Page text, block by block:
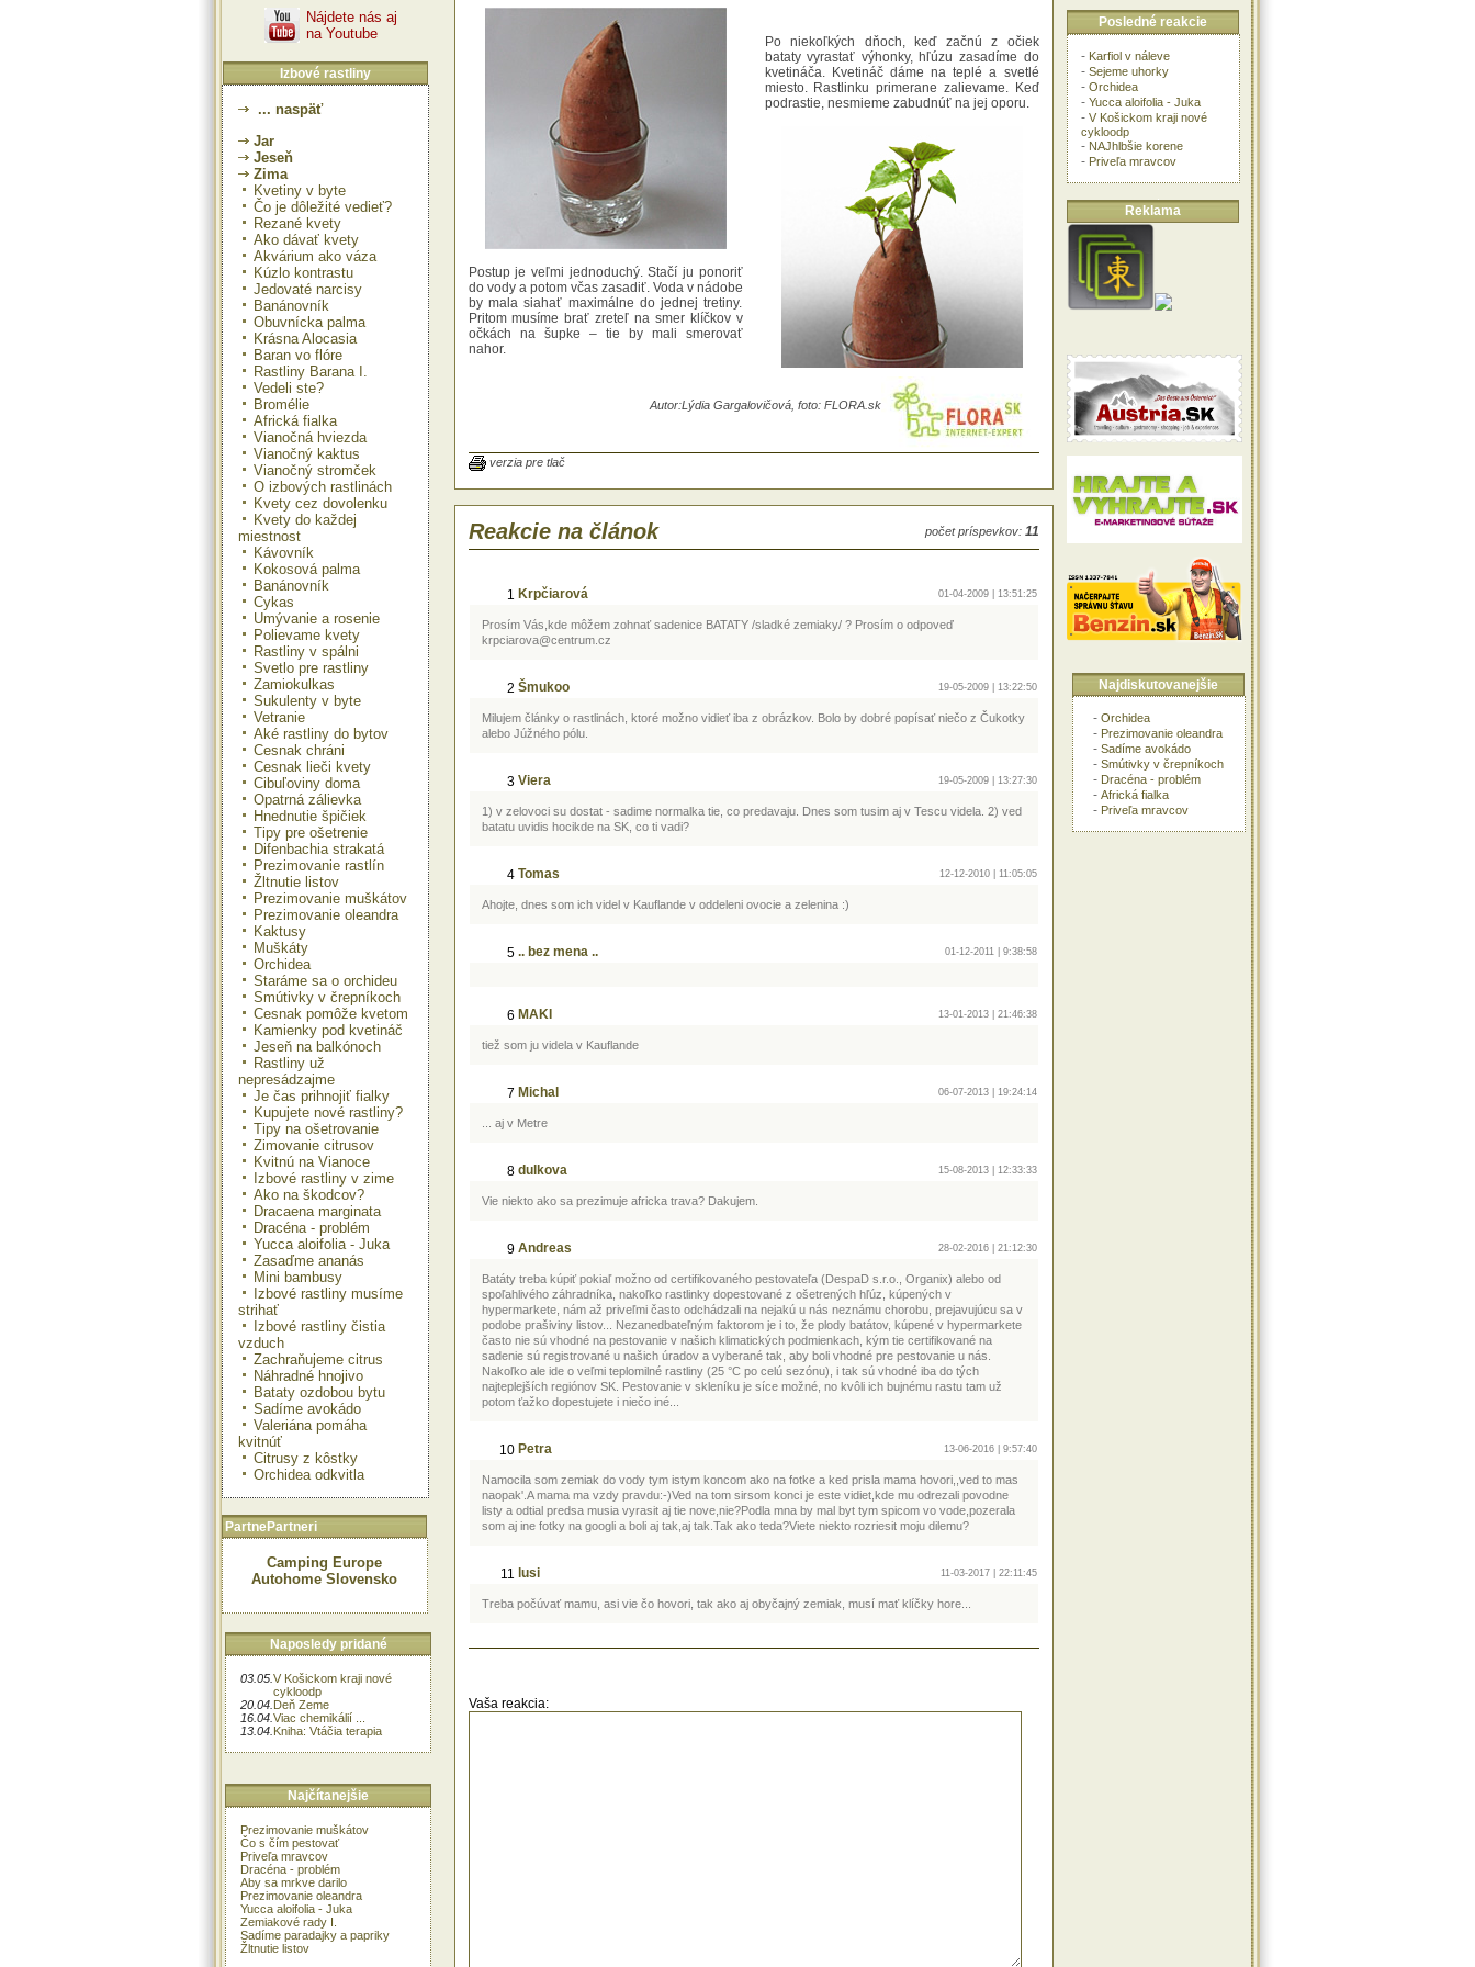
Nájdete nás aj
na Youtube
Izbové rastliny
... naspäť
Jar
Jeseň
Zima
Kvetiny v byte
Čo je dôležité vedieť?
Rezané kvety
Ako dávať kvety
Akvárium ako váza
Kúzlo kontrastu
Jedovaté narcisy
Banánovník
Obuvnícka palma
Krásna Alocasia
Baran vo flóre
Rastliny Barana I.
Vedeli ste?
Bromélie
Africká fialka
Vianočná hviezda
Vianočný kaktus
Vianočný stromček
O izbových rastlinách
Kvety cez dovolenku
Kvety do každej
miestnost
Kávovník
Kokosová palma
Banánovník
Cykas
Umývanie a rosenie
Polievame kvety
Rastliny v spálni
Svetlo pre rastliny
Zamiokulkas
Sukulenty v byte
Vetranie
Aké rastliny do bytov
Cesnak chráni
Cesnak lieči kvety
Cibuľoviny doma
Opatrná zálievka
Hnednutie špičiek
Tipy pre ošetrenie
Difenbachia strakatá
Prezimovanie rastlín
Žltnutie listov
Prezimovanie muškátov
Prezimovanie oleandra
Kaktusy
Muškáty
Orchidea
Staráme sa o orchideu
Smútivky v črepníkoch
Cesnak pomôže kvetom
Kamienky pod kvetináč
Jeseň na balkónoch
Rastliny už
nepresádzajme
Je čas prihnojiť fialky
Kupujete nové rastliny?
Tipy na ošetrovanie
Zimovanie citrusov
Kvitnú na Vianoce
Izbové rastliny v zime
Ako na škodcov?
Dracaena marginata
Dracéna - problém
Yucca aloifolia - Juka
Zasaďme ananás
Mini bambusy
Izbové rastliny musíme
strihať
Izbové rastliny čistia
vzduch
Zachraňujeme citrus
Náhradné hnojivo
Bataty ozdobou bytu
Sadíme avokádo
Valeriána pomáha
kvitnúť
Citrusy z kôstky
Orchidea odkvitla
PartnePartneri
Camping Europe
Autohome Slovensko
Naposledy pridané
03.05. V Košickom kraji nové
cykloodp
20.04. Deň Zeme
16.04. Viac chemikálií ...
13.04. Kniha: Vtáčia terapia
Najčítanejšie
Prezimovanie muškátov
Čo s čím pestovať
Priveľa mravcov
Dracéna - problém
Aby sa mrkve darilo
Prezimovanie oleandra
Yucca aloifolia - Juka
Zemiakové rady I.
Sadíme paradajky a papriky
Žltnutie listov
Postup je veľmi jednoduchý. Stačí ju ponoriť
do vody a potom včas zasadiť. Voda v nádobe
by mala siahať maximálne do jednej tretiny.
Pritom musíme brať zreteľ na smer klíčkov v
očkách na šupke – tie by mali smerovať
nahor.
Po niekoľkých dňoch, keď začnú z očiek
bataty vyrastať výhonky, hľúzu zasadíme do
miesto. Rastlinku primerane zalievame. Keď
podrastie, nesmieme zabudnúť na jej oporu.
Po niekoľkých dňoch, keď začnú z očiek
bataty vyrastať výhonky, hľúzu zasadíme do
kvetináča. Kvetináč dáme na teplé a svetlé
miesto. Rastlinku primerane zalievame. Keď
podrastie, nesmieme zabudnúť na jej oporu.
Autor:Lýdia Gargalovičová, foto: FLORA.sk
verzia pre tlač
Reakcie na článok počet príspevkov: 11
1 Krpčiarová 01-04-2009 | 13:51:25
Prosím Vás,kde môžem zohnať sadenice BATATY /sladké zemiaky/ ? Prosím o odpoveď
krpciarova@centrum.cz
2 Šmukoo 19-05-2009 | 13:22:50
Milujem články o rastlinách, ktoré možno vidieť iba z obrázkov. Bolo by dobré popísať niečo z Čukotky
alebo Júžného pólu.
3 Viera 19-05-2009 | 13:27:30
1) v zelovoci su dostat - sadime normalka tie, co predavaju. Dnes som tusim aj v Tescu videla. 2) ved
batatu uvidis hocikde na SK, co ti vadi?
4 Tomas 12-12-2010 | 11:05:05
Ahojte, dnes som ich videl v Kauflande v oddeleni ovocie a zelenina :)
5 .. bez mena .. 01-12-2011 | 9:38:58
6 MAKI 13-01-2013 | 21:46:38
tiež som ju videla v Kauflande
7 Michal 06-07-2013 | 19:24:14
... aj v Metre
8 dulkova 15-08-2013 | 12:33:33
Vie niekto ako sa prezimuje africka trava? Dakujem.
9 Andreas 28-02-2016 | 21:12:30
Batáty treba kúpiť pokiaľ možno od certifikovaného pestovateľa (DespaD s.r.o., Organix) alebo od
spoľahlivého záhradníka, nakoľko rastlinky dopestované z ošetrených hľúz, kúpených v
hypermarkete, nám až priveľmi často odchádzali na nejakú u nás neznámu chorobu, prejavujúcu sa v
podobe prašiviny listov... Nezanedbateľným faktorom je i to, že plody batátov, kúpené v hypermarkete
často nie sú vhodné na pestovanie v našich klimatických podmienkach, kým tie certifikované na
sadenie sú registrované u našich úradov a vyberané tak, aby boli vhodné pre pestovanie u nás.
Nakoľko ale ide o veľmi teplomilné rastliny (25 °C po celú sezónu), i tak sú vhodné iba do tých
najteplejších regiónov SK. Pestovanie v skleníku je síce možné, no kvôli ich bujnému rastu tam už
potom ťažko dopestujete i niečo iné...
10 Petra 13-06-2016 | 9:57:40
Namocila som zemiak do vody tym istym koncom ako na fotke a ked prisla mama hovori,,ved to mas
naopak'.A mama ma vzdy pravdu:-)Ved na tom sirsom konci je este vidiet,kde mu odrezali povodne
listy a odtial predsa musia vyrasit aj tie nove,nie?Podla mna by mal byt tym spicom vo vode,pozerala
som aj ine fotky na googli a boli aj tak,aj tak.Tak ako teda?Viete niekto rozriesit moju dilemu?
11 lusi 11-03-2017 | 22:11:45
Treba počúvať mamu, asi vie čo hovori, tak ako aj obyčajný zemiak, musí mať klíčky hore...
Vaša reakcia:
Posledné reakcie
- Karfiol v náleve
- Sejeme uhorky
- Orchidea
- Yucca aloifolia - Juka
- V Košickom kraji nové
cykloodp
- NAJhlbšie korene
- Priveľa mravcov
Reklama
Najdiskutovanejšie
- Orchidea
- Prezimovanie oleandra
- Sadíme avokádo
- Smútivky v črepníkoch
- Dracéna - problém
- Africká fialka
- Priveľa mravcov